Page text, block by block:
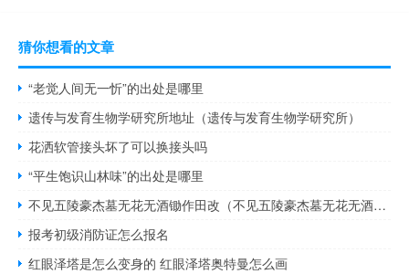
猜你想看的文章
“老觉人间无一忻”的出处是哪里
遗传与发育生物学研究所地址（遗传与发育生物学研究所）
花洒软管接头坏了可以换接头吗
“平生饱识山林味”的出处是哪里
不见五陵豪杰墓无花无酒锄作田改（不见五陵豪杰墓无花无酒锄作田）
报考初级消防证怎么报名
红眼泽塔是怎么变身的 红眼泽塔奥特曼怎么画